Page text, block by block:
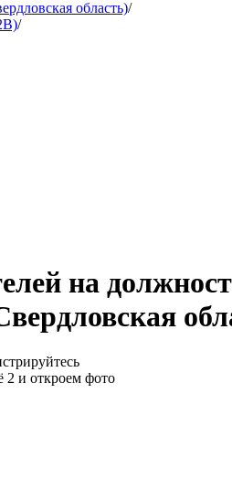
область)/
/
на
2 и откроем фото